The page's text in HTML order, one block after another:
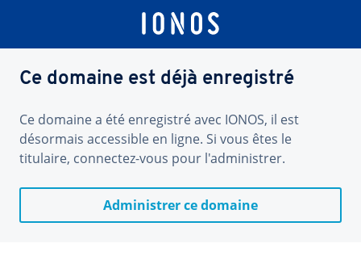
Ce domaine est déjà enregistré
Ce domaine a été enregistré avec IONOS, il est
désormais accessible en ligne. Si vous êtes le
titulaire, connectez-vous pour l'administrer.
Administrer ce domaine